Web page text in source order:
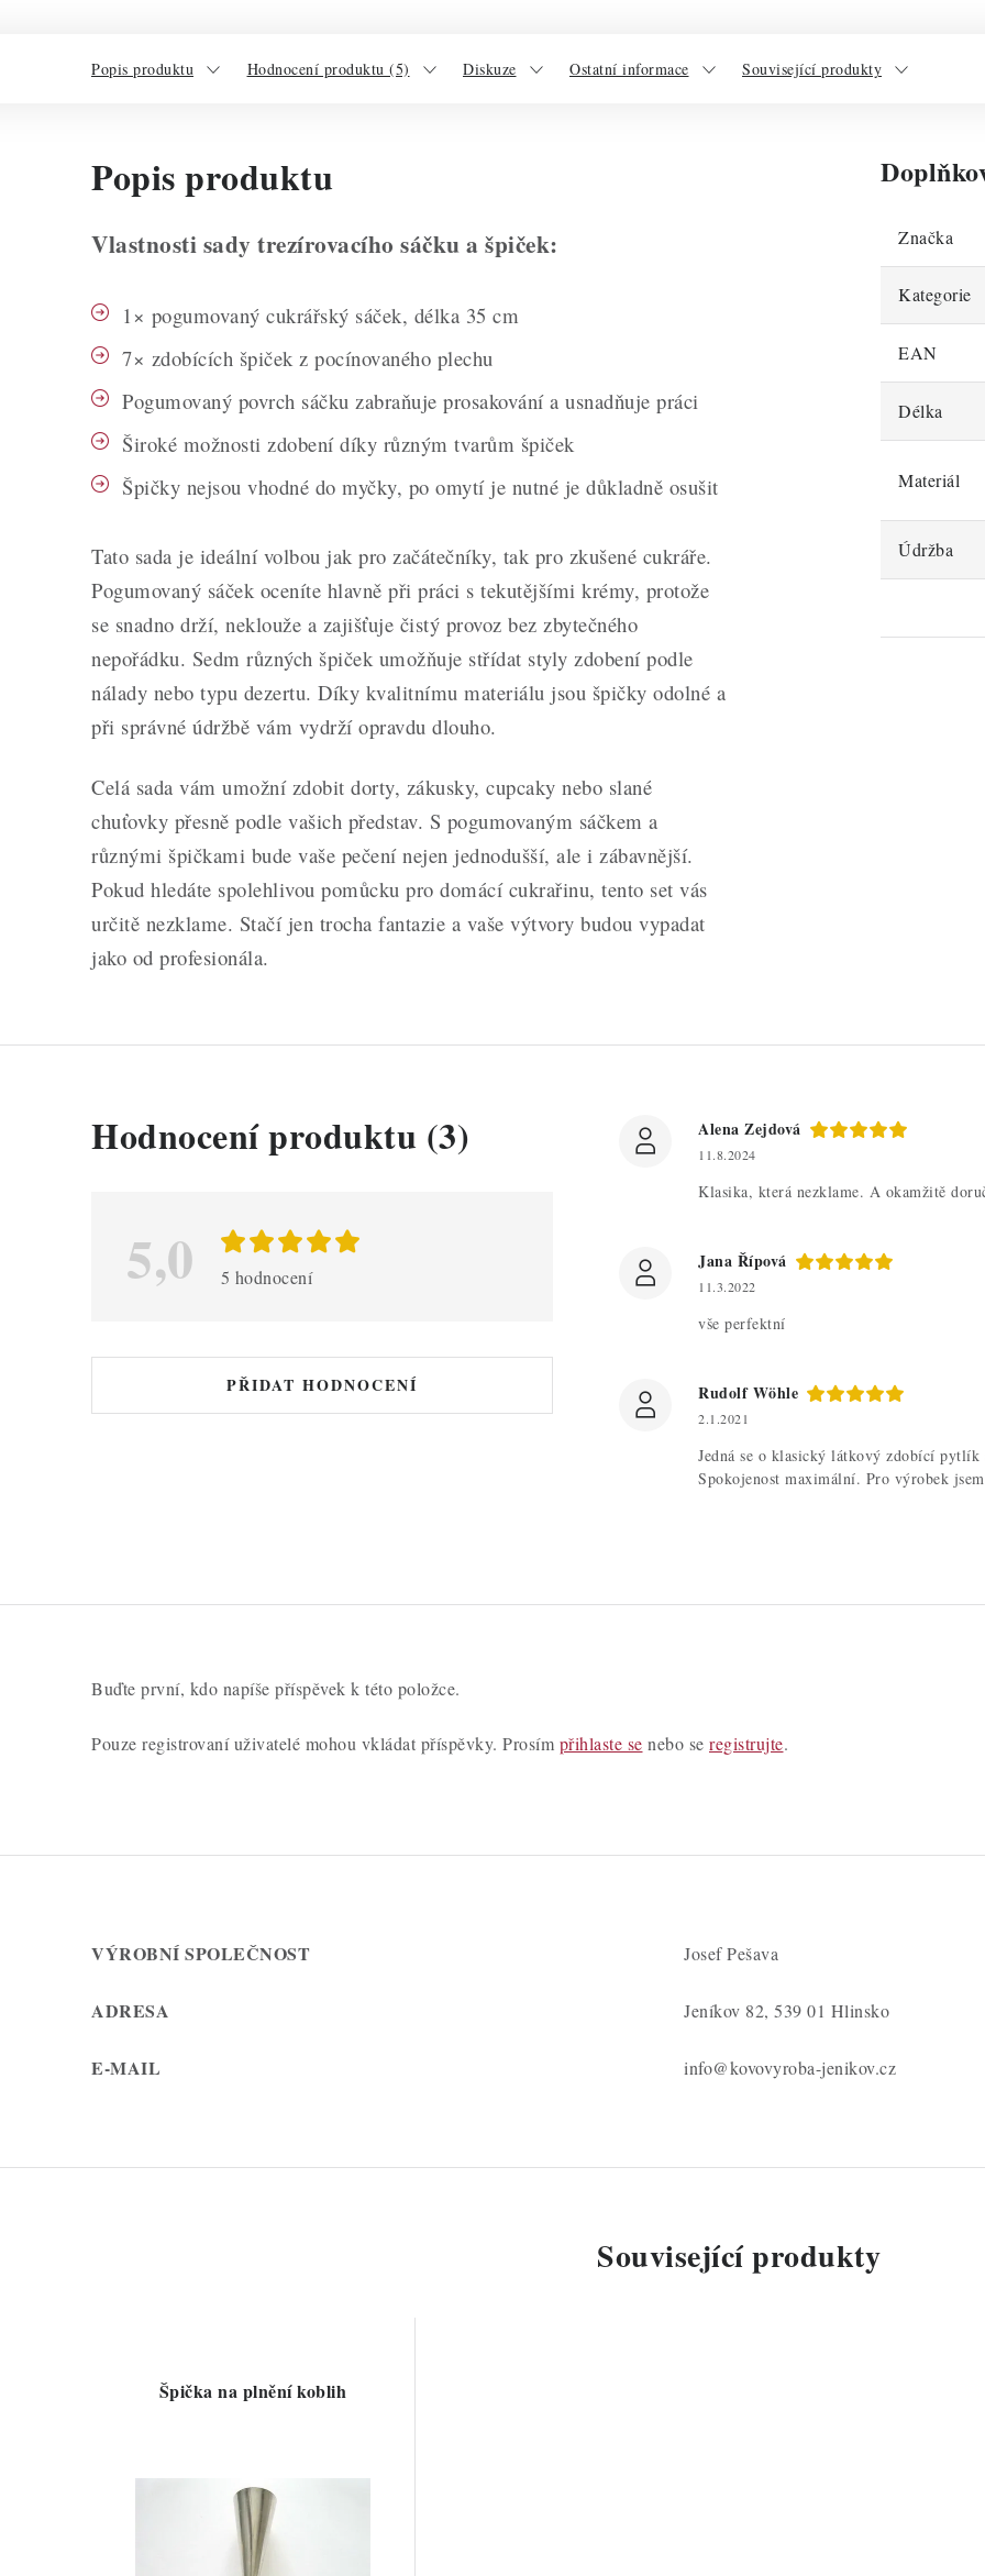
Popis produktu Hodnocení produktu (5) Diskuze Ostatní informace Související produkty
Popis produktu
Vlastnosti sady trezírovacího sáčku a špiček:
1× pogumovaný cukrářský sáček, délka 35 cm
7× zdobících špiček z pocínovaného plechu
Pogumovaný povrch sáčku zabraňuje prosakování a usnadňuje práci
Široké možnosti zdobení díky různým tvarům špiček
Špičky nejsou vhodné do myčky, po omytí je nutné je důkladně osušit
Tato sada je ideální volbou jak pro začátečníky, tak pro zkušené cukráře.
Pogumovaný sáček oceníte hlavně při práci s tekutějšími krémy, protože
se snadno drží, neklouže a zajišťuje čistý provoz bez zbytečného
nepořádku. Sedm různých špiček umožňuje střídat styly zdobení podle
nálady nebo typu dezertu. Díky kvalitnímu materiálu jsou špičky odolné a
při správné údržbě vám vydrží opravdu dlouho.
Celá sada vám umožní zdobit dorty, zákusky, cupcaky nebo slané
chuťovky přesně podle vašich představ. S pogumovaným sáčkem a
různými špičkami bude vaše pečení nejen jednodušší, ale i zábavnější.
Pokud hledáte spolehlivou pomůcku pro domácí cukrařinu, tento set vás
určitě nezklame. Stačí jen trocha fantazie a vaše výtvory budou vypadat
jako od profesionála.
Značka
Kategorie
EAN
Délka
Materiál
Údržba
Hodnocení produktu (3)
5,0 5 hodnocení
PŘIDAT HODNOCENÍ
V
o
n
í
Alena Zejdová
11.8.2024
Klasika, která nezklame. A okamžitě
Jana Řípová
11.3.2022
vše perfektní
Rudolf Wöhle
2.1.2021
Jedná se o klasický látkový zdobící
Spokojenost maximální. Pro výrobek
Buďte první, kdo napíše příspěvek k této položce.
Pouze registrovaní uživatelé mohou vkládat příspěvky. Prosím přihlaste se nebo se registrujte.
VÝROBNÍ SPOLEČNOST Josef Pešava
ADRESA Jeníkov 82, 539 01 Hlinsko
E-MAIL info@kovovyroba-jenikov.cz
Související produkty
Špička na plnění koblih